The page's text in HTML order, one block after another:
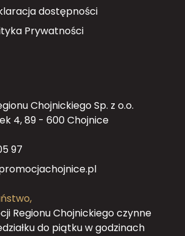
dostępności
Prywatności
Chojnickiego Sp. z o.o.
4, 89 - 600 Chojnice
97
Regionu Chojnickiego czynne
do piątku w godzinach